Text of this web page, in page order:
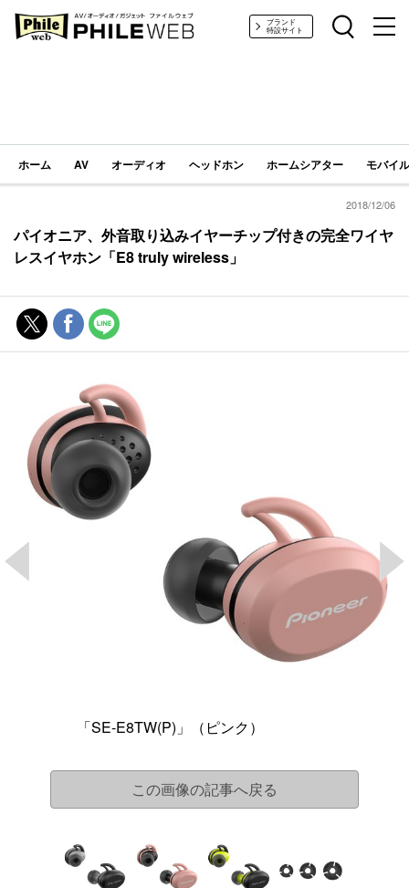
PHILE WEB｜AV/オーディオ/ガジェットブランド
特設サイト
ホーム AV オーディオ ヘッドホン ホームシアター モバイ
2018/12/06
パイオニア、外音取り込みイヤーチップ付きの完全ワイヤ
レスイヤホン「E8 truly wireless」
「SE-E8TW(P)」（ピンク）
この画像の記事へ戻る